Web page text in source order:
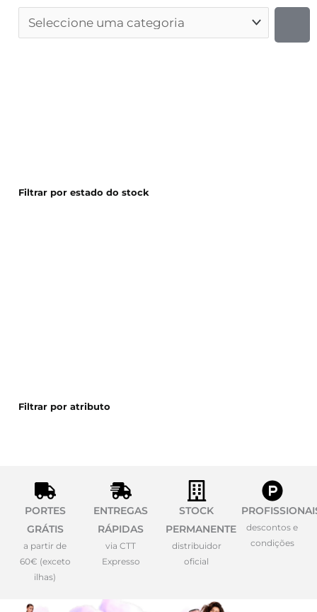
Filtrar por estado do stock
Filtrar por atributo
PORTES
GRÁTIS
a partir de
60€ (exceto
ilhas)
ENTREGAS
RÁPIDAS
via CTT
Expresso
STOCK
PERMANENTE
distribuidor
oficial
descontos e
condições